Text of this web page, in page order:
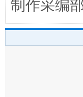
东山县通报“牛
制作采编